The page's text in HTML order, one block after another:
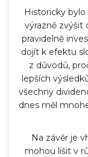
Historicky
výrazně zvýšit
pravidelně
dojít k efektu
z důvodů,
lepších
všechny
dnes měl
Na závěr je
mohou lišit v